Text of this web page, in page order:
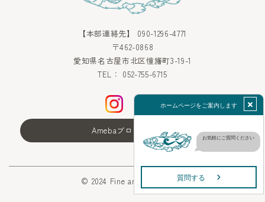
【本部連絡先】
090-1296-4771
〒462-0868
愛知県名古屋市北区憧旛町3-19-1
TEL： 052-755-6715
Amebaブログはこちら
© 2024 Fine arts school C&I